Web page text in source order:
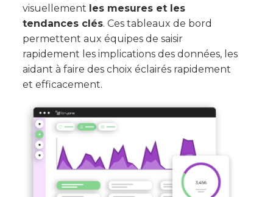
visuellement les mesures et les
tendances clés. Ces tableaux de bord
permettent aux équipes de saisir
rapidement les implications des données, les
aidant à faire des choix éclairés rapidement
et efficacement.